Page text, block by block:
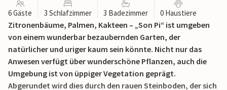
6 Gäste 3 Schlafzimmer 3 Badezimmer 0 Haustiere
Zitronenbäume, Palmen, Kakteen – „Son Pi“ ist umgeben
von einem wunderbar bezaubernden Garten, der
natürlicher und uriger kaum sein könnte. Nicht nur das
Anwesen verfügt über wunderschöne Pflanzen, auch die
Umgebung ist von üppiger Vegetation geprägt.
Abgerundet wird dies durch den rauen Steinboden, der sich